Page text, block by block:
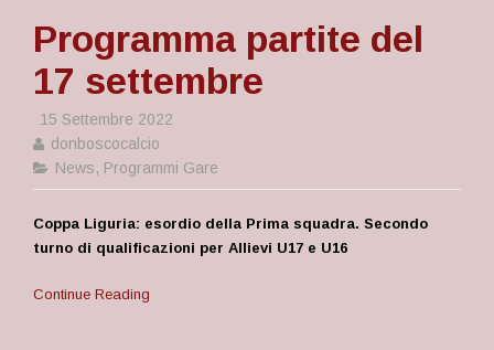
Programma partite del
17 settembre
15 Settembre 2022
donboscocalcio
News, Programmi Gare
Coppa Liguria: esordio della Prima squadra. Secondo
turno di qualificazioni per Allievi U17 e U16
Continue Reading